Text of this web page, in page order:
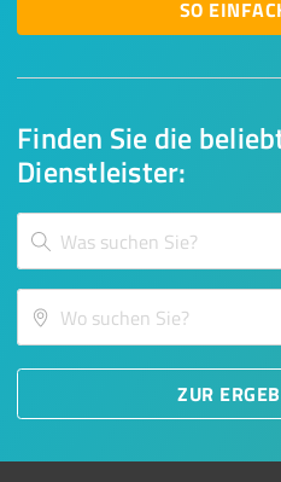
Finden Sie die
Dienstleister:
ZUR
SO